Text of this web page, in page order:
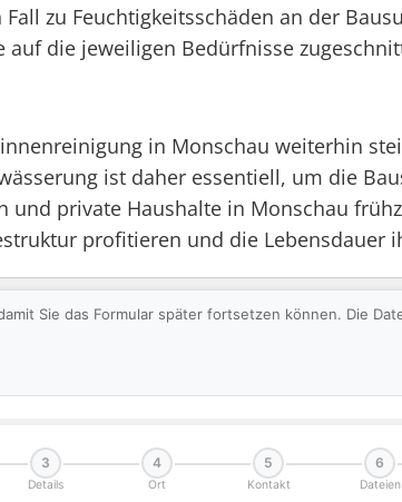
zu Feuchtigkeitsschäden an der
die jeweiligen Bedürfnisse
in Monschau weiterhin
ist daher essentiell, um die
und private Haushalte in Monschau
profitieren und die Lebensdauer
Sie das Formular später fortsetzen können. Die
3
Details
4
Ort
5
Kontakt
6
Dateien